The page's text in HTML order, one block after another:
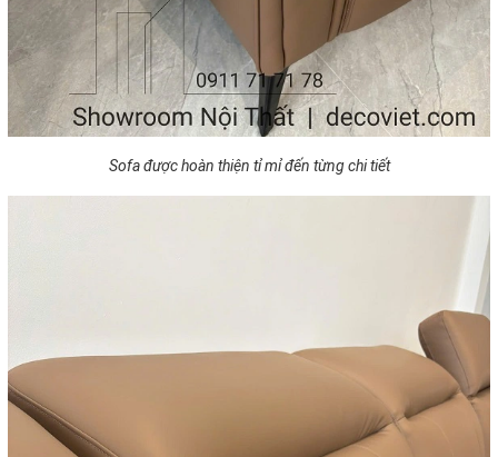
Sofa được hoàn thiện tỉ mỉ đến từng chi tiết